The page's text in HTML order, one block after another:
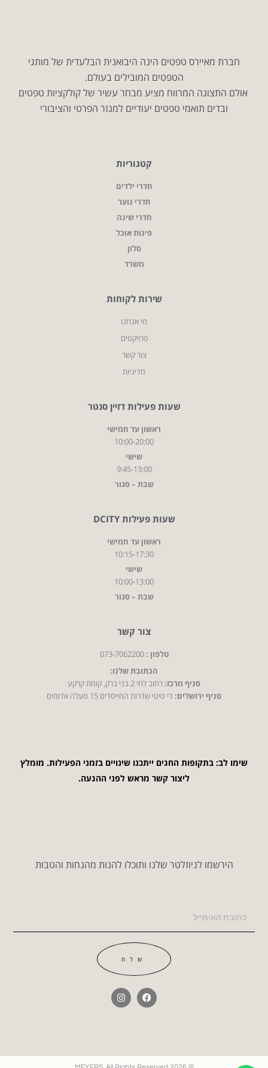
חברת מאיירס טפטים הינה היבואנית הבלעדית של מותגי
הטפטים המובילים בעולם.
אולם התצוגה המרווח מציע מבחר עשיר של קולקציות טפטים
ובדים תואמי טפטים יעודיים למגזר הפרטי והציבורי
קטגוריות
חדרי ילדים
חדרי נוער
חדרי שינה
פינות אוכל
סלון
משרד
שירות לקוחות
מי אנחנו
פרויקטים
צור קשר
מדיניות
שעות פעילות דזיין סנטר
ראשון עד חמישי
10:00-20:00
שישי
9:45-13:00
שבת – סגור
שעות פעילות DCITY
ראשון עד חמישי
10:15-17:30
שישי
10:00-13:00
שבת – סגור
צור קשר
טלפון : 073-7062200
הכתובת שלנו:
סניף מרכז:רחוב לחי 2 בני ברק, קומת קרקע
סניף ירושלים:די סיטי שדרות המייסדים 15 מעלה אדומים
שימו לב: בתקופות החגים ייתכנו שינויים בזמני הפעילות. מומלץ
ליצור קשר מראש לפני ההגעה.
הירשמו לניוזלטר שלנו ותוכלו להנות מהנחות והטבות
שלח